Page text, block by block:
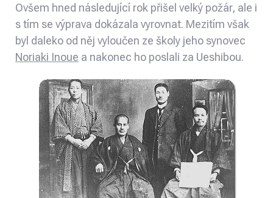
Ovšem hned následující rok přišel velký požár, ale i
s tím se výprava dokázala vyrovnat. Mezitím však
byl daleko od něj vyloučen ze školy jeho synovec
Noriaki Inoue a nakonec ho poslali za Ueshibou.